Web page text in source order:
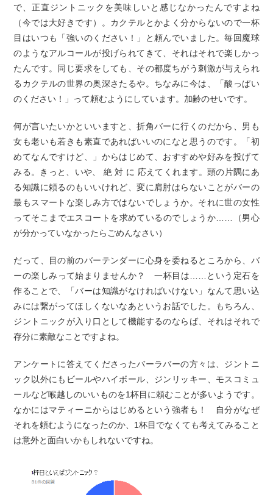
で、正直ジントニックを美味しいと感じなかったんですよね
（今では大好きです）。カクテルとかよく分からないので一杯
目はいつも「強いのください！」と頼んでいました。毎回魔球
のようなアルコールが投げられてきて、それはそれで楽しかっ
たんです。同じ要求をしても、その都度ちがう刺激が与えられ
るカクテルの世界の奥深さたるや。ちなみに今は、「酸っぱい
のください！」って頼むようにしています。加齢のせいです。
何が言いたいかといいますと、折角バーに行くのだから、男も
女も老いも若きも素直であればいいのになと思うのです。「初
めてなんですけど、」からはじめて、おすすめや好みを投げて
みる。きっと、いや、 絶 対 に 応えてくれます。頭の片隅にあ
る知識に頼るのもいいけれど、変に肩肘はらないことがバーの
最もスマートな楽しみ方ではないでしょうか。それに世の女性
ってそこまでエスコートを求めているのでしょうか……（男心
が分かっていなかったらごめんなさい）
だって、目の前のバーテンダーに心身を委ねるところから、バ
ーの楽しみって始まりませんか？ 一杯目は……という定石を
作ることで、「バーは知識がなければいけない」なんて思い込
みには繋がってほしくないなあというお話でした。もちろん、
ジントニックが入り口として機能するのならば、それはそれで
存分に素敵なことですよね。
アンケートに答えてくださったバーラバーの方々は、ジントニ
ック以外にもビールやハイボール、ジンリッキー、モスコミュ
ールなど喉越しのいいものを1杯目に頼むことが多いようです。
なかにはマティーニからはじめるという強者も！ 自分がなぜ
それを頼むようになったのか、1杯目でなくても考えてみること
は意外と面白いかもしれないですね。